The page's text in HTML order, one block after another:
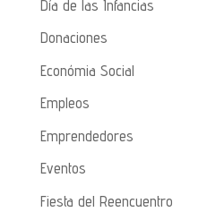
Día de las Infancias
Donaciones
Económia Social
Empleos
Emprendedores
Eventos
Fiesta del Reencuentro